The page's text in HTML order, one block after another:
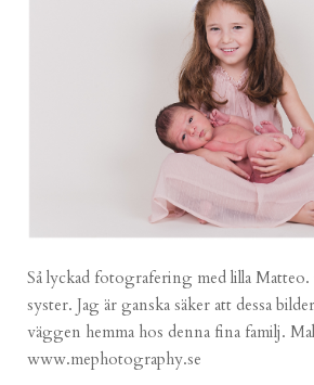
Så lyckad fotografering med lilla
syster. Jag är ganska säker att dessa
väggen hemma hos denna fina familj.
www.mephotography.se